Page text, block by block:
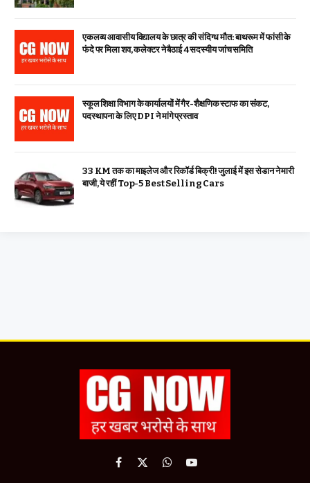
एकलव्य आवासीय विद्यालय के छात्र की संदिग्ध मौत: बाथरूम में फांसी के
फंदे पर मिला शव, कलेक्टर ने बैठाई 4 सदस्यीय जांच समिति
स्कूल शिक्षा विभाग के कार्यालयों में गैर-शैक्षणिक स्टाफ का संकट,
पदस्थापना के लिए DPI ने मांगे प्रस्ताव
33 KM तक का माइलेज और रिकॉर्ड बिक्री! जुलाई में इस सेडान ने मारी
बाजी, ये रहीं Top-5 Best Selling Cars
Facebook
X
WhatsApp
YouTube